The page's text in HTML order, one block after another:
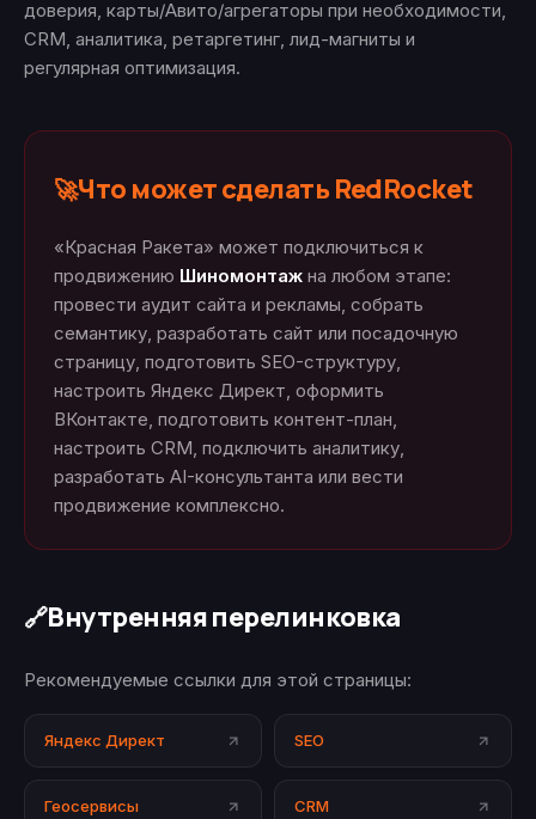
доверия, карты/Авито/агрегаторы при необходимости,
CRM, аналитика, ретаргетинг, лид-магниты и
регулярная оптимизация.
🚀Что может сделать RedRocket
«Красная Ракета» может подключиться к
продвижению Шиномонтаж на любом этапе:
провести аудит сайта и рекламы, собрать
семантику, разработать сайт или посадочную
страницу, подготовить SEO-структуру,
настроить Яндекс Директ, оформить
ВКонтакте, подготовить контент-план,
настроить CRM, подключить аналитику,
разработать AI-консультанта или вести
продвижение комплексно.
🔗Внутренняя перелинковка
Рекомендуемые ссылки для этой страницы:
Яндекс Директ SEO
Геосервисы CRM